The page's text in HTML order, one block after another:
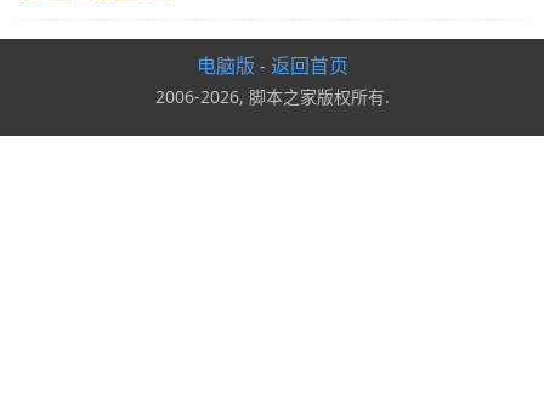
电脑版 - 返回首页
2006-2026, 脚本之家版权所有.